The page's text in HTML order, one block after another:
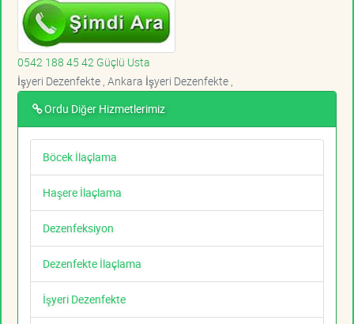
0542 188 45 42 Güçlü Usta
İşyeri Dezenfekte , Ankara İşyeri Dezenfekte ,
Ordu Diğer Hizmetlerimiz
Böcek İlaçlama
Haşere İlaçlama
Dezenfeksiyon
Dezenfekte İlaçlama
İşyeri Dezenfekte